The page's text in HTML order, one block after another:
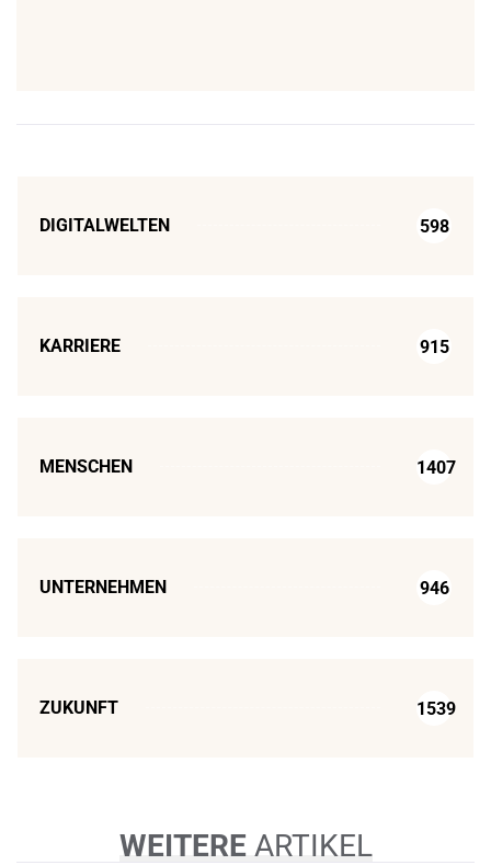
DIGITALWELTEN 598
KARRIERE 915
MENSCHEN 1407
UNTERNEHMEN 946
ZUKUNFT 1539
WEITEREARTIKEL